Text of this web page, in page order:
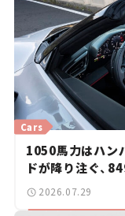
Cars
1050馬力はハン
ドが降り注ぐ、
2026.07.29